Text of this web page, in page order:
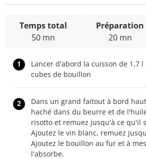
Temps total
50 mn
Préparation
20 mn
1
Lancer d'abord la cuisson de 1,7
cubes de bouillon
2 Dans un grand faitout à bord
haché dans du beurre et de
risotto et remuez jusqu'à ce qu'il
Ajoutez le vin blanc, remuez
Ajoutez le bouillon au fur et à
l'absorbe.